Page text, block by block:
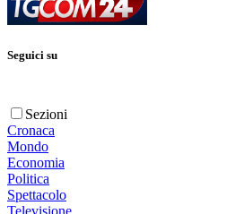
Seguici su
Sezioni
Cronaca
Mondo
Economia
Politica
Spettacolo
Televisione